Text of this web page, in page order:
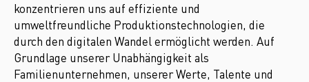
konzentrieren uns auf effiziente und
umweltfreundliche Produktionstechnologien, die
durch den digitalen Wandel ermöglicht werden. Auf
Grundlage unserer Unabhängigkeit als
Familienunternehmen, unserer Werte, Talente und